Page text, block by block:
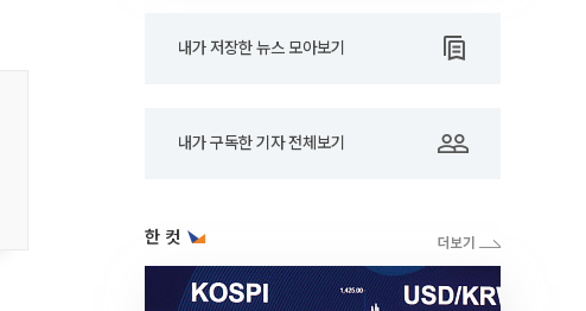
내가 저장한 뉴스 모아보기
내가 구독한 기자 전체보기
한 컷